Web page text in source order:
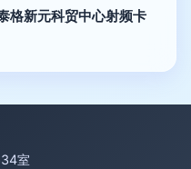
新元科贸中心射频卡
室